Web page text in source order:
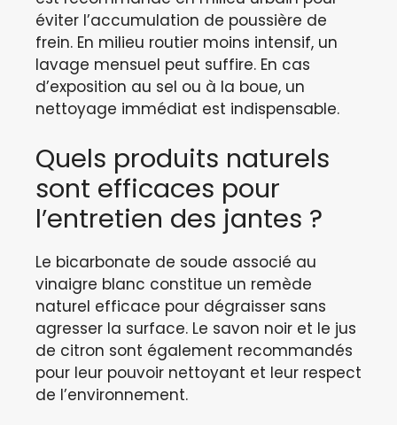
éviter l’accumulation de poussière de
frein. En milieu routier moins intensif, un
lavage mensuel peut suffire. En cas
d’exposition au sel ou à la boue, un
nettoyage immédiat est indispensable.
Quels produits naturels
sont efficaces pour
l’entretien des jantes ?
Le bicarbonate de soude associé au
vinaigre blanc constitue un remède
naturel efficace pour dégraisser sans
agresser la surface. Le savon noir et le jus
de citron sont également recommandés
pour leur pouvoir nettoyant et leur respect
de l’environnement.